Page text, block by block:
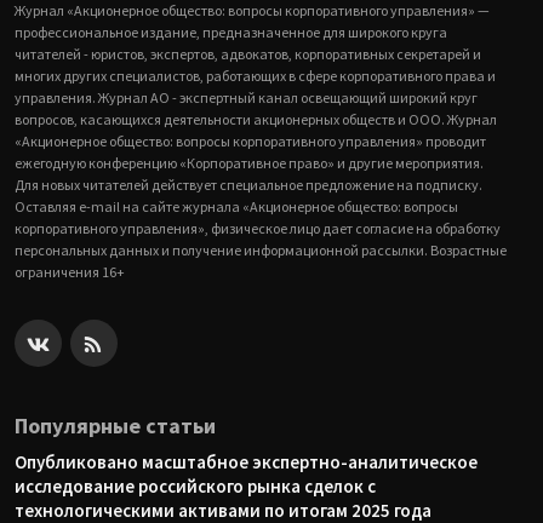
Журнал «Акционерное общество: вопросы корпоративного управления» —
профессиональное издание, предназначенное для широкого круга
читателей - юристов, экспертов, адвокатов, корпоративных секретарей и
многих других специалистов, работающих в сфере корпоративного права и
управления. Журнал АО - экспертный канал освещающий широкий круг
вопросов, касающихся деятельности акционерных обществ и ООО. Журнал
«Акционерное общество: вопросы корпоративного управления» проводит
ежегодную конференцию «Корпоративное право» и другие мероприятия.
Для новых читателей действует специальное предложение на подписку.
Оставляя e-mail на сайте журнала «Акционерное общество: вопросы
корпоративного управления», физическое лицо дает согласие на обработку
персональных данных и получение информационной рассылки. Возрастные
ограничения 16+
Популярные статьи
Опубликовано масштабное экспертно-аналитическое
исследование российского рынка сделок с
технологическими активами по итогам 2025 года